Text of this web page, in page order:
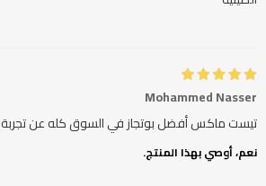
Mohammed Nasser
تيست ماكس أفضل بوتجاز في السوق كله عن تجربة
نعم، أوصي بهذا المنتج.